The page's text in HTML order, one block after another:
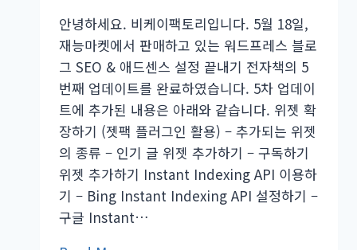
안녕하세요. 비케이팩토리입니다. 5월 18일,
재능마켓에서 판매하고 있는 워드프레스 블로
그 SEO & 애드센스 설정 끝내기 전자책의 5
번째 업데이트를 완료하였습니다. 5차 업데이
트에 추가된 내용은 아래와 같습니다. 위젯 확
장하기 (젯팩 플러그인 활용) – 추가되는 위젯
의 종류 – 인기 글 위젯 추가하기 – 구독하기
위젯 추가하기 Instant Indexing API 이용하
기 – Bing Instant Indexing API 설정하기 –
구글 Instant…